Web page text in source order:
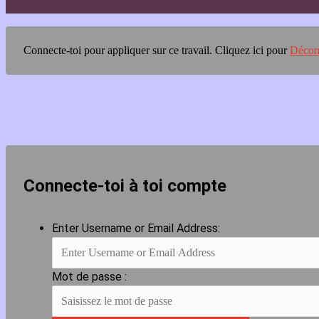
Connecte-toi pour appliquer sur ce travail. Cliquez ici pour
Connecte-toi à toi compte
Enter Username or Email Address:
Mot de passe :